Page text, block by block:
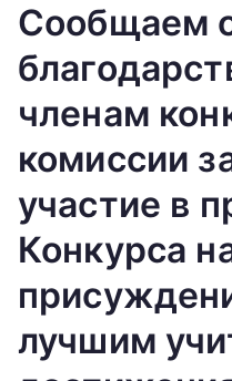
Сообщаем
членам
комиссии
участие в
Конкурса
лучшим